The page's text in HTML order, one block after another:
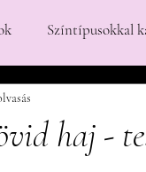
Színtípusokkal
haj -